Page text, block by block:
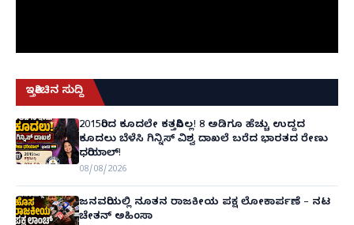
ಇತ್ತೀಚಿನ ಸುದ್ದಿ
2015ರಿಂದ ಕೂದಲೇ ಕತ್ತರಿಸಿಲ್ಲ! 8 ಅಡಿಗೂ ಹೆಚ್ಚು ಉದ್ದದ
ಕೂದಲು ಬೆಳೆಸಿ ಗಿನ್ನಿಸ್ ವಿಶ್ವ ದಾಖಲೆ ಬರೆದ ಭಾರತದ ರೇಣು
ಧರಿಯಾಲ್!
08/08/2026
ಜನವರಿಯಲ್ಲಿ ನೂತನ ರಾಜಕೀಯ ಪಕ್ಷ ಲೋಕಾರ್ಪಣೆ – ನಟ
ಚೇತನ್ ಅಹಿಂಸಾ